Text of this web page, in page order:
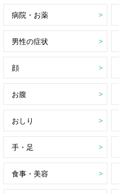
病院・お薬
男性の症状
顔
お腹
おしり
手・足
食事・美容